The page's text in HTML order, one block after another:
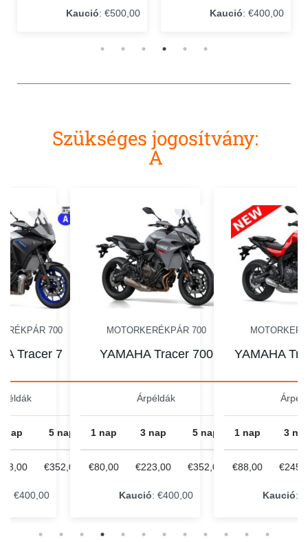
Kaució: €500,00 Kaució: €400,00
Szükséges jogosítvány:
A
nap
MOTORKERÉKPÁR 700
YAMAHA Tracer 700
1 nap 3 nap 5 nap
€80,00 €223,00 €352,00
: €400,00
MOTORKERÉKPÁR 700
YAMAHA Tracer 7
1 nap 3 nap 5
€88,00 €245,00
: €500,00